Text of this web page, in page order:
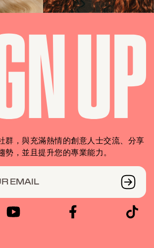
群，與充滿熱情的創意人士交流、分享
勢，並且提升您的專業能力。
EMAIL